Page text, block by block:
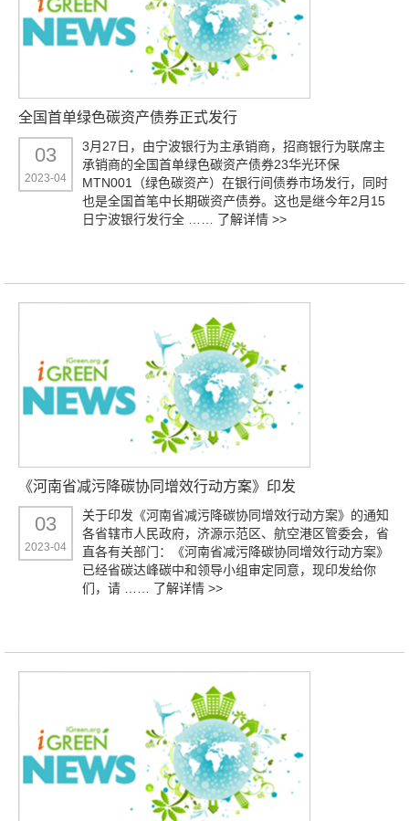
全国首单绿色碳资产债券正式发行
03
2023-04
3月27日，由宁波银行为主承销商，招商银行为联席主
承销商的全国首单绿色碳资产债券23华光环保
MTN001（绿色碳资产）在银行间债券市场发行，同时
也是全国首笔中长期碳资产债券。这也是继今年2月15
日宁波银行发行全 …… 了解详情 >>
《河南省减污降碳协同增效行动方案》印发
03
2023-04
关于印发《河南省减污降碳协同增效行动方案》的通知
各省辖市人民政府，济源示范区、航空港区管委会，省
直各有关部门：《河南省减污降碳协同增效行动方案》
已经省碳达峰碳中和领导小组审定同意，现印发给你
们，请 …… 了解详情 >>